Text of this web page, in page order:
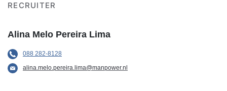
RECRUITER
Alina Melo Pereira Lima
088 282-8128
alina.melo.pereira.lima@manpower.nl